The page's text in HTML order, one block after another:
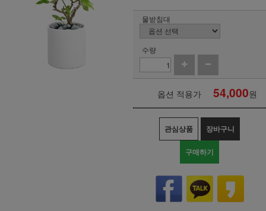
물받침대
수량
옵션 적용가 54,000원
관심상품 장바구니
구매하기